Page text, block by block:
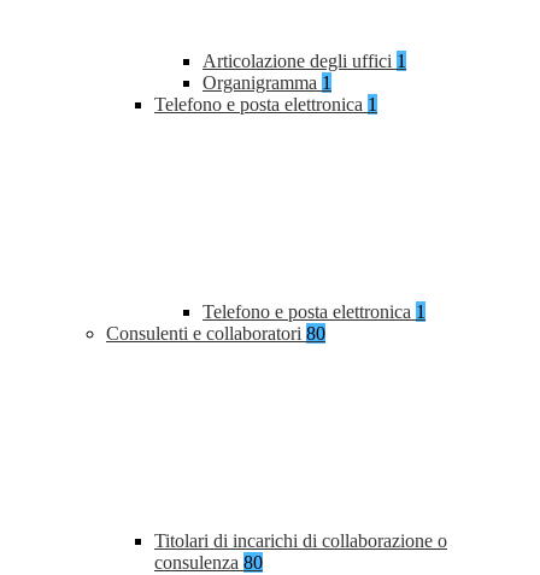
Articolazione degli uffici 1
Organigramma 1
Telefono e posta elettronica 1
Telefono e posta elettronica 1
Consulenti e collaboratori 80
Titolari di incarichi di collaborazione o
consulenza 80